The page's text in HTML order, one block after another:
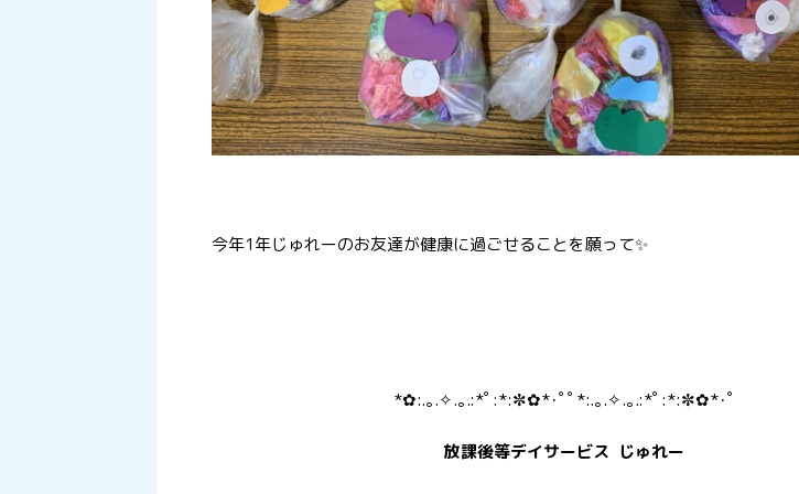
今年1年じゅれーのお友達が健康に過ごせることを願って✨
*✿:.｡.✧.｡.:*ﾟ:*:✼✿*･ﾟﾟ*:.｡.✧.｡.:*ﾟ:*:✼✿*･ﾟ
放課後等デイサービス じゅれー